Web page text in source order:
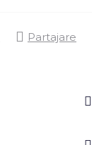
Partajare